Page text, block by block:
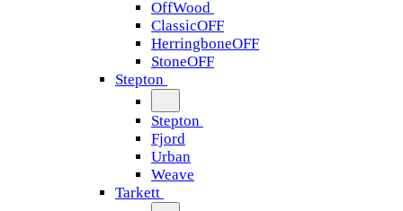
OffWood
ClassicOFF
HerringboneOFF
StoneOFF
Stepton
Stepton
Fjord
Urban
Weave
Tarkett